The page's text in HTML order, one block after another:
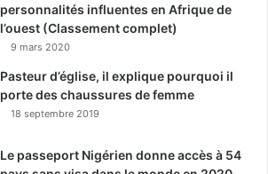
personnalités influentes en Afrique de
l’ouest (Classement complet)
9 mars 2020
Pasteur d’église, il explique pourquoi il
porte des chaussures de femme
18 septembre 2019
Le passeport Nigérien donne accès à 54